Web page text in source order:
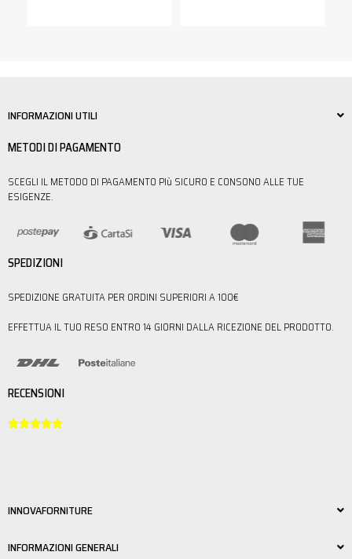
INFORMAZIONI UTILI
METODI DI PAGAMENTO
SCEGLI IL METODO DI PAGAMENTO PIù SICURO E CONSONO ALLE TUE
ESIGENZE.
SPEDIZIONI
SPEDIZIONE GRATUITA PER ORDINI SUPERIORI A 100€
EFFETTUA IL TUO RESO ENTRO 14 GIORNI DALLA RICEZIONE DEL PRODOTTO.
RECENSIONI

INNOVAFORNITURE
INFORMAZIONI GENERALI